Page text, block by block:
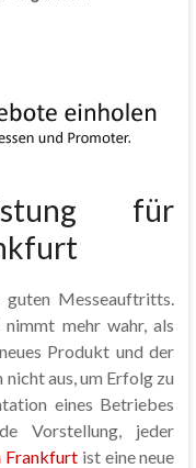
für
Messeauftritts.
nimmt mehr wahr, als
Produkt und der
aus, um Erfolg zu
eines Betriebes
Vorstellung, jeder
Frankfurt ist eine neue